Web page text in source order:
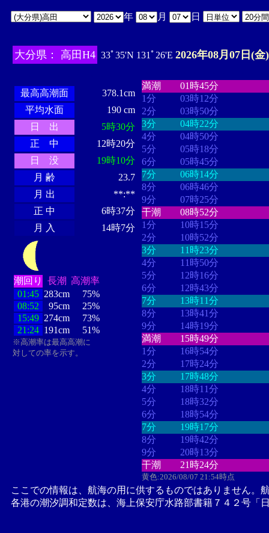
年 月 日
大分県： 高田H4 33ﾟ35'N 131ﾟ26'E 2026年08月07日(金)
最高高潮面
378.1cm
平均水面
190 cm
日 出
5時30分
正 中
12時20分
日 没
19時10分
月 齢
23.7
月 出
**:**
正 中
6時37分
月 入
14時7分
潮回り 長潮 高潮率
01:45 283cm
75%
08:52
95cm
25%
15:49 274cm
73%
21:24 191cm 51%
※高潮率は最高高潮に
対しての率を示す。
満潮
01時45分
1分
03時12分
2分
03時50分
3分
04時22分
4分
04時50分
5分
05時18分
6分
05時45分
7分
06時14分
8分
06時46分
9分
07時25分
干潮
08時52分
1分
10時15分
2分
10時52分
3分
11時23分
4分
11時50分
5分
12時16分
6分
12時43分
7分
13時11分
8分
13時41分
9分
14時19分
満潮
15時49分
1分
16時54分
2分
17時24分
3分
17時48分
4分
18時11分
5分
18時32分
6分
18時54分
7分
19時17分
8分
19時42分
9分
20時13分
干潮
21時24分
黄色:2026/08/07 21:54時点
ここでの情報は、航海の用に供するものではありません。
各港の潮汐調和定数は、海上保安庁水路部書籍７４２号「